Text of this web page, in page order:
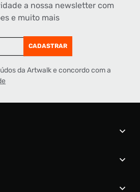
a nossa newsletter com
e muito mais
CADASTRAR
da Artwalk e concordo com a